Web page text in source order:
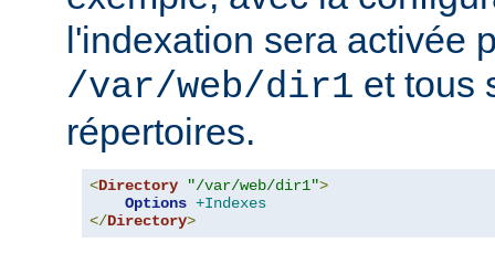
l'indexation sera activée
/var/web/dir1 et tous
répertoires.
<Directory "/var/web/dir1">
Options +Indexes
</Directory>